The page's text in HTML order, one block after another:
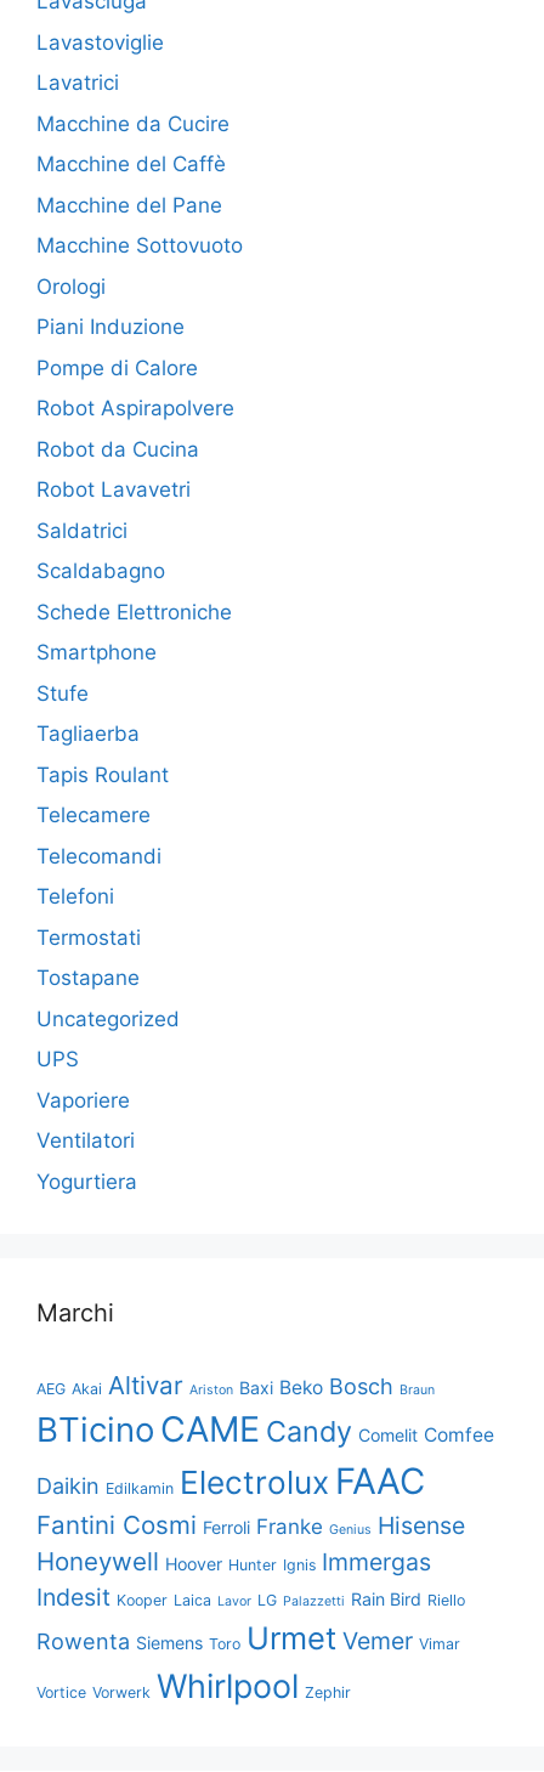
Lavastoviglie
Lavatrici
Macchine da Cucire
Macchine del Caffè
Macchine del Pane
Macchine Sottovuoto
Orologi
Piani Induzione
Pompe di Calore
Robot Aspirapolvere
Robot da Cucina
Robot Lavavetri
Saldatrici
Scaldabagno
Schede Elettroniche
Smartphone
Stufe
Tagliaerba
Tapis Roulant
Telecamere
Telecomandi
Telefoni
Termostati
Tostapane
Uncategorized
UPS
Vaporiere
Ventilatori
Yogurtiera
Marchi
AEG Akai Altivar Ariston Baxi Beko Bosch Braun
BTicino CAME Candy Comelit Comfee
Daikin Edilkamin Electrolux FAAC
Fantini Cosmi Ferroli Franke Genius Hisense
Honeywell Hoover Hunter Ignis Immergas
Indesit Kooper Laica Lavor LG Palazzetti Rain Bird Riello
Rowenta Siemens Toro Urmet Vemer Vimar
Vortice Vorwerk Whirlpool Zephir